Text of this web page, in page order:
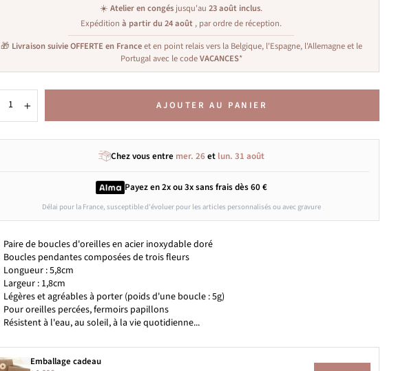
☀️ Atelier en congés jusqu'au 23 août inclus.
Expédition à partir du 24 août , par ordre de réception.
🎁 Livraison suivie OFFERTE en Franceet en point relais vers la Belgique, l'Espagne, l'Allemagne et le
Portugal avec le codeVACANCES*
+
AJOUTER AU PANIER
Chez vous entre mer. 26et lun. 31 août
Payez en 2x ou 3xsans fraisdès 60 €
Délai pour la France, susceptible d'évoluer pour les articles personnalisés ou avec gravure
Paire de boucles d'oreilles en acier inoxydable doré
Boucles pendantes composées de trois fleurs
Longueur : 5,8cm
Largeur : 1,8cm
Légères et agréables à porter (poids d'une boucle : 5g)
Pour oreilles percées, fermoirs papillons
Résistent à l'eau, au soleil, à la vie quotidienne...
Emballage cadeau